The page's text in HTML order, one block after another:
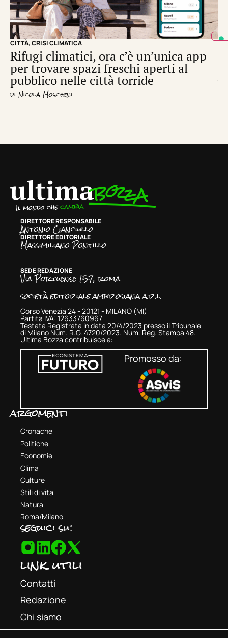
CITTÀ,CRISI CLIMATICA
Rifugi climatici, ora c’è un’unica app
per trovare spazi freschi aperti al
pubblico nelle città torride
di Nicola Moscheni
DIRETTORE RESPONSABILE
Antonio Cianciullo
DIRETTORE EDITORIALE
Massimiliano Pontillo
SEDE REDAZIONE
Via Portuense 157, roma
società editoriale ambrosiana a.r.l.
Corso Venezia 24 - 20121 - MILANO (MI)
Partita IVA: 12633760967
Testata Registrata in data 20/4/2023 presso il Tribunale
di Milano Num. R.G. 4720/2023. Num. Reg. Stampa 48.
Ultima Bozza contribuisce a:
Promosso da:
argomenti
Cronache
Politiche
Economie
Clima
Culture
Stili di vita
Natura
Roma/Milano
seguici su:
link utili
Contatti
Redazione
Chi siamo